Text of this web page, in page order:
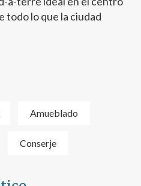
todo lo que la ciudad
Amueblado
Conserje